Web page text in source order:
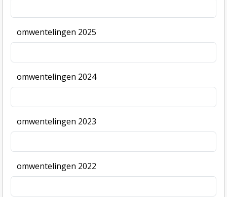
omwentelingen 2025
omwentelingen 2024
omwentelingen 2023
omwentelingen 2022